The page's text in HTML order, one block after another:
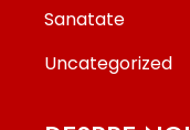
Sanatate
Uncategorized